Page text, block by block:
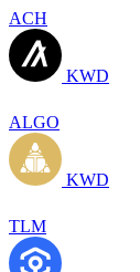
ACH
KWD
ALGO
KWD
TLM